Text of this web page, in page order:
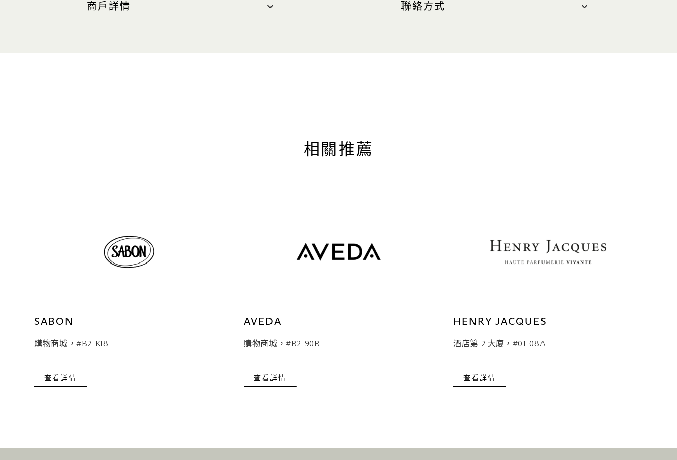
商戶詳情 聯絡方式
相關推薦
SABON
購物商城，#B2-K18
查看詳情
AVEDA
購物商城，#B2-90B
查看詳情
HENRY JACQUES
酒店第 2 大廈，#01-08A
查看詳情